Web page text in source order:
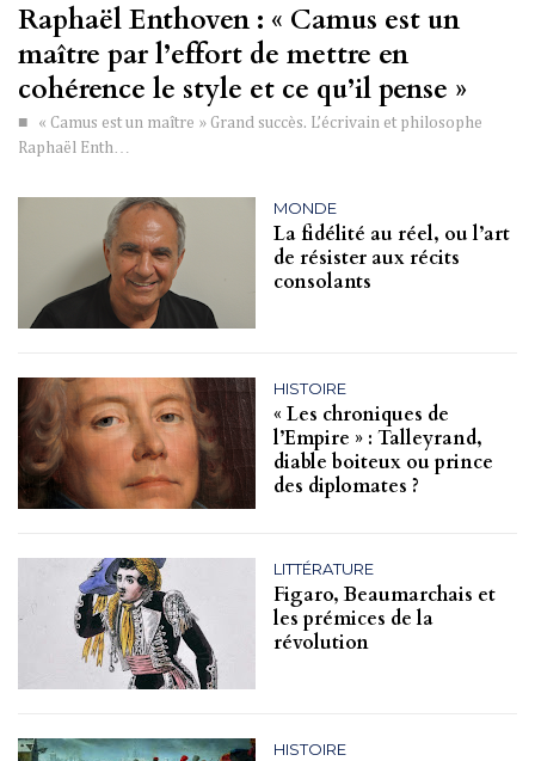
Raphaël Enthoven : « Camus est un
maître par l’effort de mettre en
cohérence le style et ce qu’il pense »
■ « Camus est un maître » Grand succès. L’écrivain et philosophe
Raphaël Enth…
MONDE
La fidélité au réel, ou l’art
de résister aux récits
consolants
HISTOIRE
« Les chroniques de
l’Empire » : Talleyrand,
diable boiteux ou prince
des diplomates ?
LITTÉRATURE
Figaro, Beaumarchais et
les prémices de la
révolution
HISTOIRE